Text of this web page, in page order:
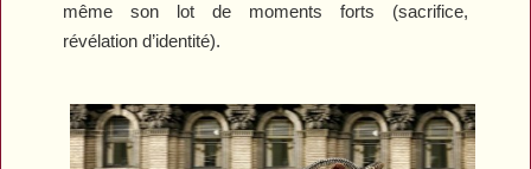
même son lot de moments forts (sacrifice,
révélation d’identité).